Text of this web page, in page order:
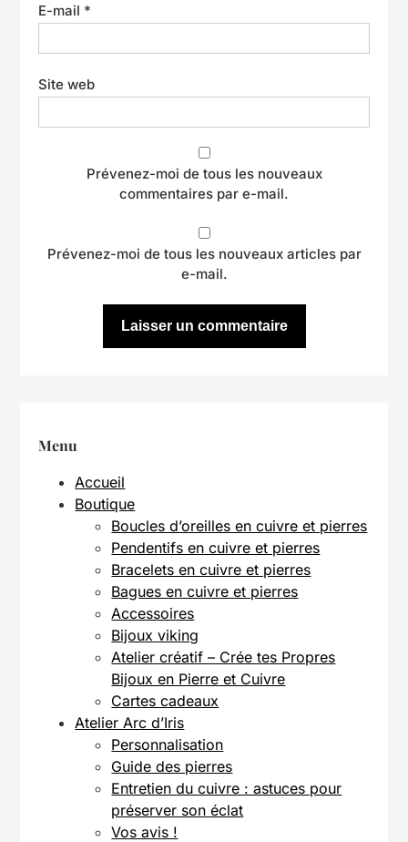
E-mail *
Site web
Prévenez-moi de tous les nouveaux
commentaires par e-mail.
Prévenez-moi de tous les nouveaux articles par
e-mail.
Menu
Accueil
Boutique
Boucles d’oreilles en cuivre et pierres
Pendentifs en cuivre et pierres
Bracelets en cuivre et pierres
Bagues en cuivre et pierres
Accessoires
Bijoux viking
Atelier créatif – Crée tes Propres
Bijoux en Pierre et Cuivre
Cartes cadeaux
Atelier Arc d’Iris
Personnalisation
Guide des pierres
Entretien du cuivre : astuces pour
préserver son éclat
Vos avis !